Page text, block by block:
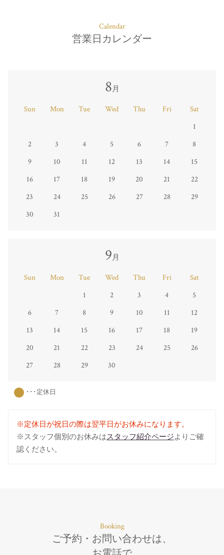
Calendar
営業日カレンダー
8月
Sun Mon Tue Wed Thu Fri
Sat
1
2
3 4 5 6 7
8
9
10 11 12 13 14
15
16
17 18 19 20 21
22
23
24 25 26 27 28
29
30
31
9月
Sun Mon Tue Wed Thu Fri
Sat
1
2 3 4
5
6
7 8 9 10 11
12
13
14 15 16 17 18
19
20
21 22 23 24 25
26
27
28 29 30
･･･定休日
※定休日が祝日の際は翌平日がお休みになります。
※スタッフ個別のお休みはスタッフ紹介ページよりご確
認ください。
Booking
ご予約・お問い合わせは、
お電話で